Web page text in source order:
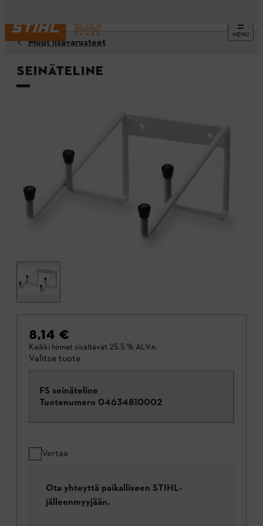
MENU
Muut lisävarusteet
Seinäteline
8,14 €
Kaikki hinnat sisältävät 25.5 % ALV:n.
Valitse tuote
FS seinäteline
Tuotenumero 04634810002
Vertaa
Ota yhteyttä paikalliseen STIHL-
jälleenmyyjään.